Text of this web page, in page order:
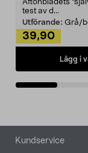
Aftonbladets
test av d...
Utförande: Grå/
39,90
Lägg i
Sidfot
Kundservice